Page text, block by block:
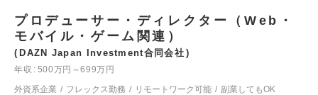
プロデューサー・ディレクター（Web・
モバイル・ゲーム関連）
DAZN Japan Investment合同会社
年収
500万円～699万円
外資系企業
フレックス勤務 リモートワーク可能 副業してもOK